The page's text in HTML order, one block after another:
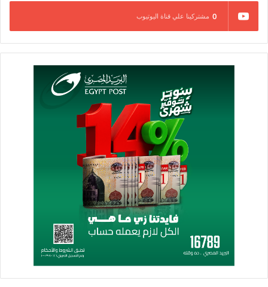
0 مشتركينا علي قناة اليوتيوب